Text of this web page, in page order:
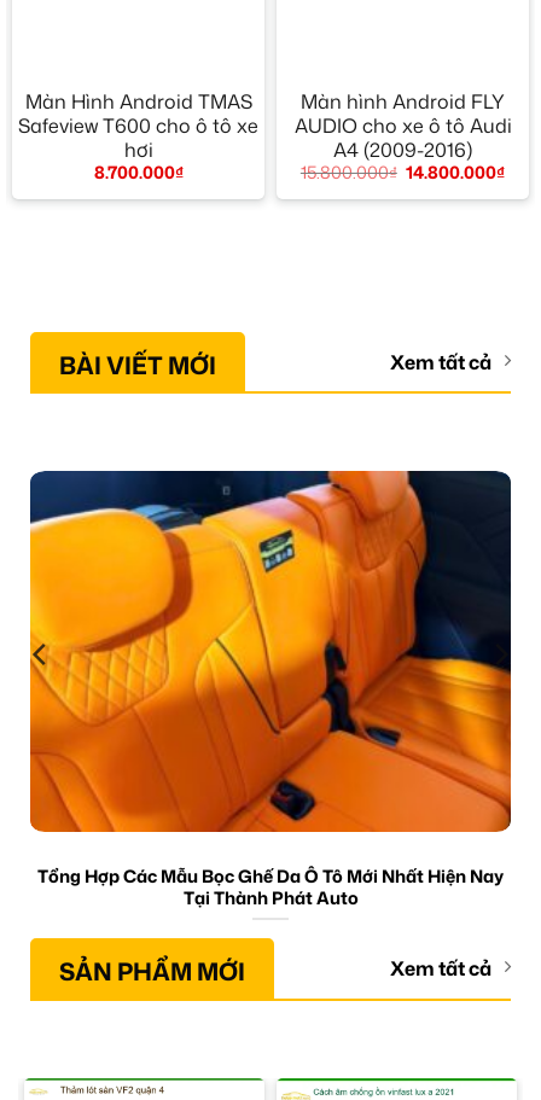
Màn Hình Android TMAS
Safeview T600 cho ô tô xe
hơi
8.700.000₫
Màn hình Android FLY
AUDIO cho xe ô tô Audi
A4 (2009-2016)
15.800.000₫ 14.800.000₫
BÀI VIẾT MỚI Xem tất cả
Tổng Hợp Các Mẫu Bọc Ghế Da Ô Tô Mới Nhất Hiện Nay
Tại Thành Phát Auto
SẢN PHẨM MỚI Xem tất cả